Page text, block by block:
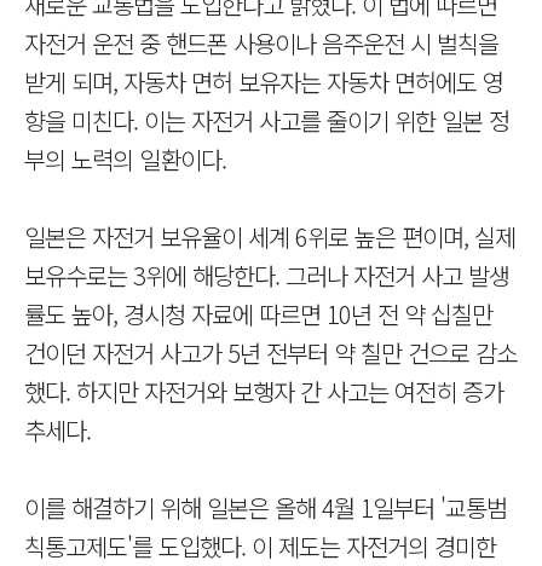
자전거 운전 중 핸드폰 사용이나 음주운전 시 벌칙을
받게 되며, 자동차 면허 보유자는 자동차 면허에도 영
향을 미친다. 이는 자전거 사고를 줄이기 위한 일본 정
부의 노력의 일환이다.
일본은 자전거 보유율이 세계 6위로 높은 편이며, 실제
보유수로는 3위에 해당한다. 그러나 자전거 사고 발생
률도 높아, 경시청 자료에 따르면 10년 전 약 십칠만
건이던 자전거 사고가 5년 전부터 약 칠만 건으로 감소
했다. 하지만 자전거와 보행자 간 사고는 여전히 증가
추세다.
이를 해결하기 위해 일본은 올해 4월 1일부터 '교통범
칙통고제도'를 도입했다. 이 제도는 자전거의 경미한